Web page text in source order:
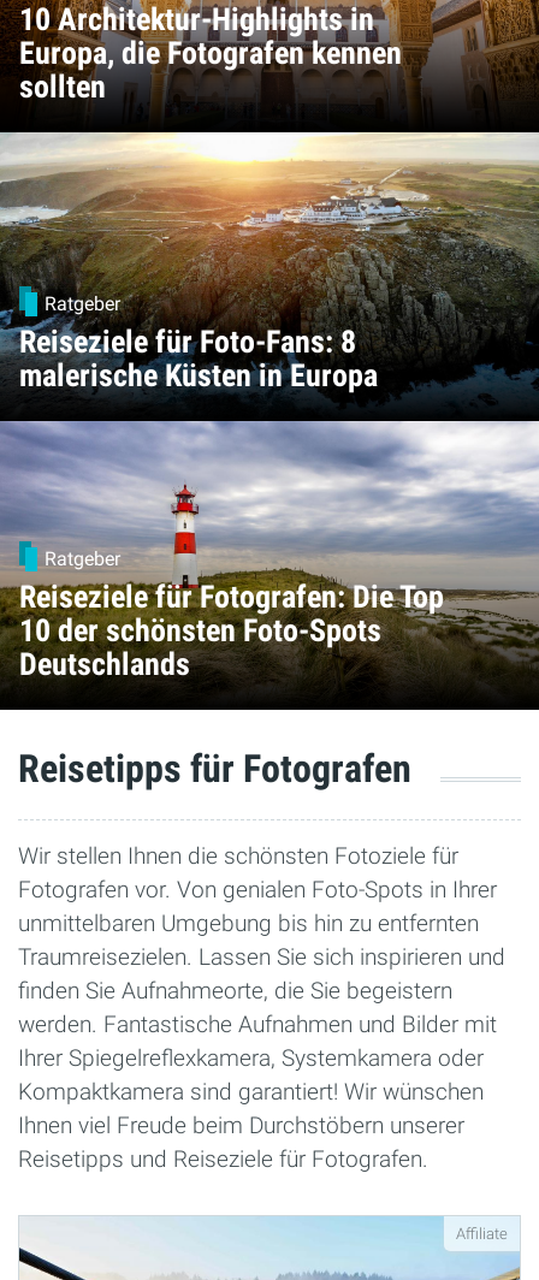
10 Architektur-Highlights in
Europa, die Fotografen kennen
sollten
Ratgeber
Reiseziele für Foto-Fans: 8
malerische Küsten in Europa
Ratgeber
Reiseziele für Fotografen: Die Top
10 der schönsten Foto-Spots
Deutschlands
Reisetipps für Fotografen
Wir stellen Ihnen die schönsten Fotoziele für
Fotografen vor. Von genialen Foto-Spots in Ihrer
unmittelbaren Umgebung bis hin zu entfernten
Traumreisezielen. Lassen Sie sich inspirieren und
finden Sie Aufnahmeorte, die Sie begeistern
werden. Fantastische Aufnahmen und Bilder mit
Ihrer Spiegelreflexkamera, Systemkamera oder
Kompaktkamera sind garantiert! Wir wünschen
Ihnen viel Freude beim Durchstöbern unserer
Reisetipps und Reiseziele für Fotografen.
Affiliate